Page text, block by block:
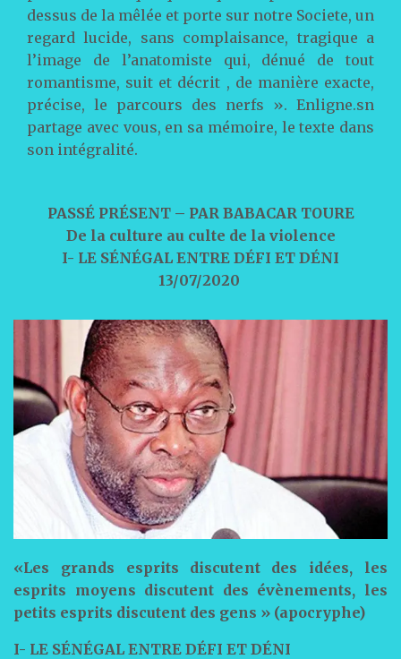
dessus de la mêlée et porte sur notre Societe, un
regard lucide, sans complaisance, tragique a
l’image de l’anatomiste qui, dénué de tout
romantisme, suit et décrit , de manière exacte,
précise, le parcours des nerfs ». Enligne.sn
partage avec vous, en sa mémoire, le texte dans
son intégralité.
PASSÉ PRÉSENT – PAR BABACAR TOURE
De la culture au culte de la violence
I- LE SÉNÉGAL ENTRE DÉFI ET DÉNI
13/07/2020
«Les grands esprits discutent des idées, les
esprits moyens discutent des évènements, les
petits esprits discutent des gens » (apocryphe)
I- LE SÉNÉGAL ENTRE DÉFI ET DÉNI